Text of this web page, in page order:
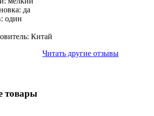
да
один
Китай
Читать другие отзывы
товары